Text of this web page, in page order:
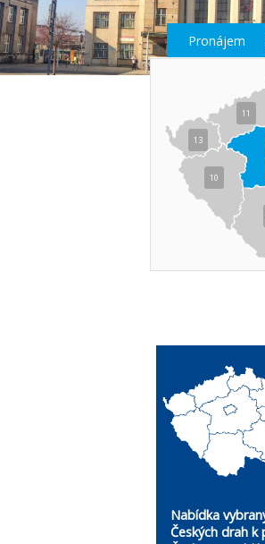
Pronájem
10
11
13
Nabídka
Českých drah